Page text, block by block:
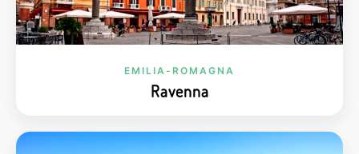
EMILIA-ROMAGNA
Ravenna